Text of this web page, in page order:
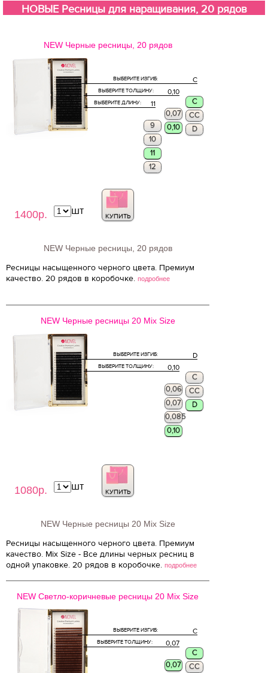
НОВЫЕ Ресницы для наращивания, 20 рядов
NEW Черные ресницы, 20 рядов
1400р.
C
ВЫБЕРИТЕ ИЗГИБ:
0,10
ВЫБЕРИТЕ ТОЛЩИНУ:
11
ВЫБЕРИТЕ ДЛИНУ:
C
0,07
0,10
9
10
11
12
CC
D
КУПИТЬ
шт
NEW Черные ресницы, 20 рядов
Ресницы насыщенного черного цвета. Премиум
качество. 20 рядов в коробочке. подробнее
NEW Черные ресницы 20 Mix Size
1080р.
D
ВЫБЕРИТЕ ИЗГИБ:
0,10
ВЫБЕРИТЕ ТОЛЩИНУ:
C
CC
D
0,06
0,07
0,085
0,10
КУПИТЬ
шт
NEW Черные ресницы 20 Mix Size
Ресницы насыщенного черного цвета. Премиум
качество. Mix Size - Все длины черных ресниц в
одной упаковке. 20 рядов в коробочке. подробнее
NEW Светло-коричневые ресницы 20 Mix Size
C
ВЫБЕРИТЕ ИЗГИБ:
0,07
ВЫБЕРИТЕ ТОЛЩИНУ:
C
0,07
CC